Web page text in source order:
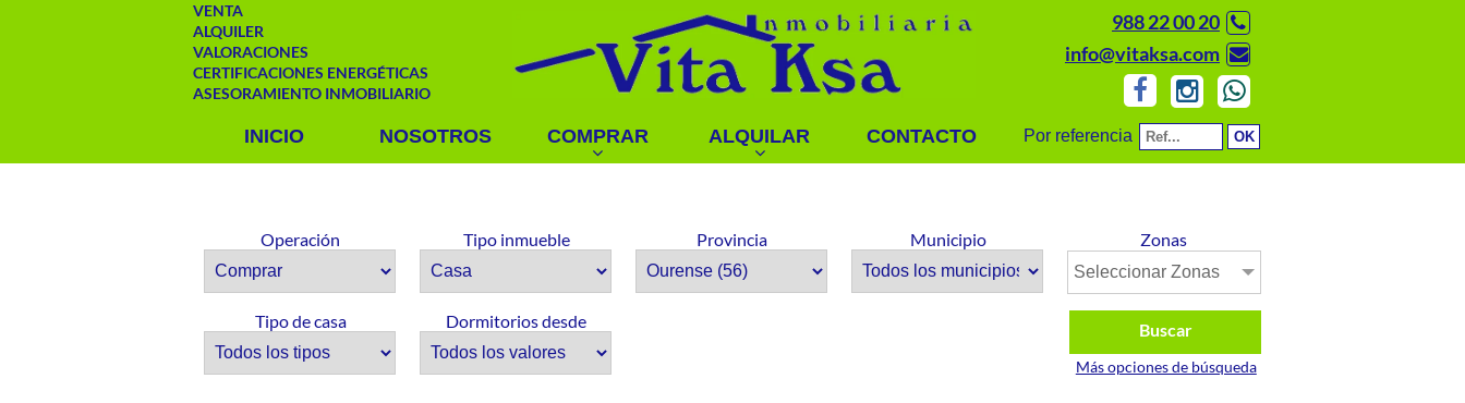
VENTA
ALQUILER
VALORACIONES
CERTIFICACIONES ENERGÉTICAS
ASESORAMIENTO INMOBILIARIO
988 22 00 20
info@vitaksa.com
INICIO NOSOTROS COMPRAR ALQUILAR CONTACTO Por referencia
Operación Tipo inmueble Provincia Municipio Zonas
Seleccionar Zonas
Tipo de casa Dormitorios desde Buscar
Más opciones de búsqueda